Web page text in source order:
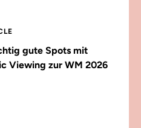
gute Spots mit
Viewing zur WM 2026